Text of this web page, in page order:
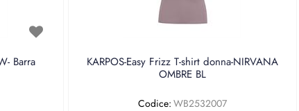
Barra
KARPOS-Easy Frizz T-shirt donna-NIRVANA
OMBRE BL
Codice: WB2532007